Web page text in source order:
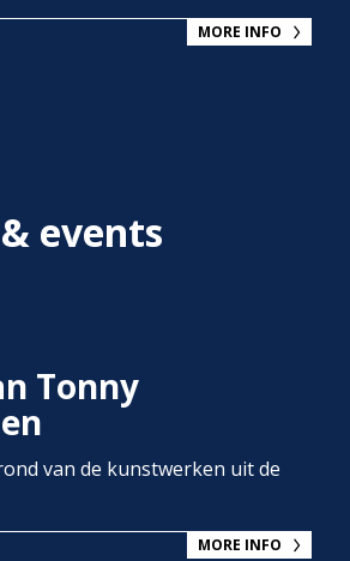
MORE INFO
events
Tonny
van de kunstwerken uit de
MORE INFO